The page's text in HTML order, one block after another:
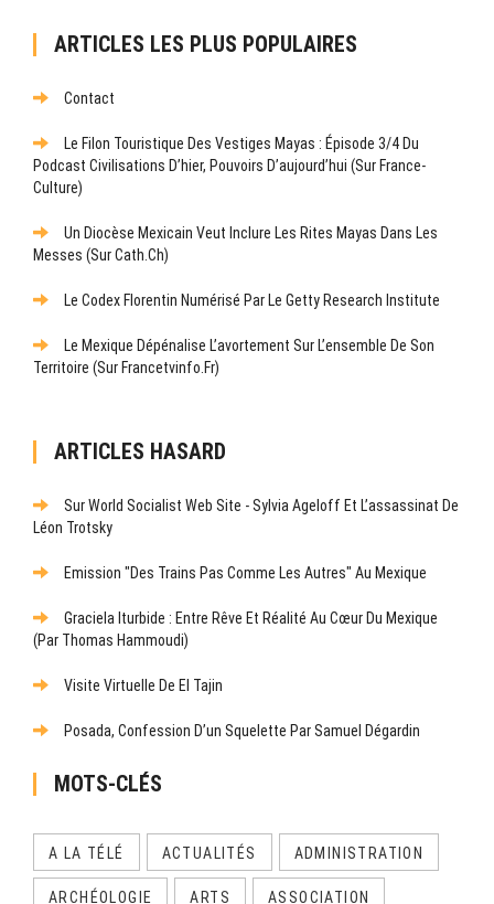
ARTICLES LES PLUS POPULAIRES
Contact
Le Filon Touristique Des Vestiges Mayas : Épisode 3/4 Du
Podcast Civilisations D’hier, Pouvoirs D’aujourd’hui (sur France-
Culture)
Un Diocèse Mexicain Veut Inclure Les Rites Mayas Dans Les
Messes (sur Cath.ch)
Le Codex Florentin Numérisé Par Le Getty Research Institute
Le Mexique Dépénalise L’avortement Sur L’ensemble De Son
Territoire (sur Francetvinfo.fr)
ARTICLES HASARD
Sur World Socialist Web Site - Sylvia Ageloff Et L’assassinat De
Léon Trotsky
Emission "Des Trains Pas Comme Les Autres" Au Mexique
Graciela Iturbide : Entre Rêve Et Réalité Au Cœur Du Mexique
(par Thomas Hammoudi)
Visite Virtuelle De El Tajin
Posada, Confession D’un Squelette Par Samuel Dégardin
MOTS-CLÉS
A LA TÉLÉ ACTUALITÉS ADMINISTRATION
ARCHÉOLOGIE ARTS ASSOCIATION